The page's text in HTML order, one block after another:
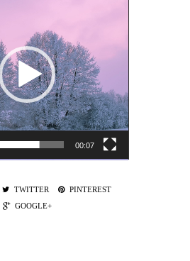
00:07
TWITTER
PINTEREST
GOOGLE+